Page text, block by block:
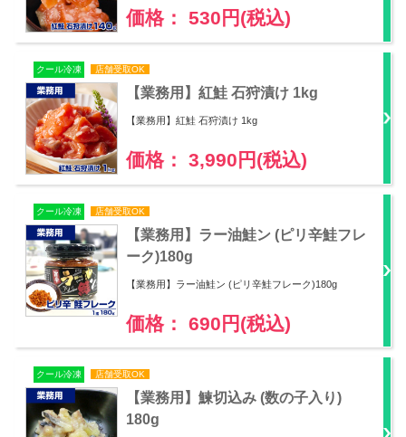
価格： 530円(税込)
クール冷凍 店舗受取OK
【業務用】紅鮭 石狩漬け 1kg
【業務用】紅鮭 石狩漬け 1kg
価格： 3,990円(税込)
クール冷凍 店舗受取OK
【業務用】ラー油鮭ン (ピリ辛鮭フレ
ーク)180g
【業務用】ラー油鮭ン (ピリ辛鮭フレーク)180g
価格： 690円(税込)
クール冷凍 店舗受取OK
【業務用】鰊切込み (数の子入り)
180g